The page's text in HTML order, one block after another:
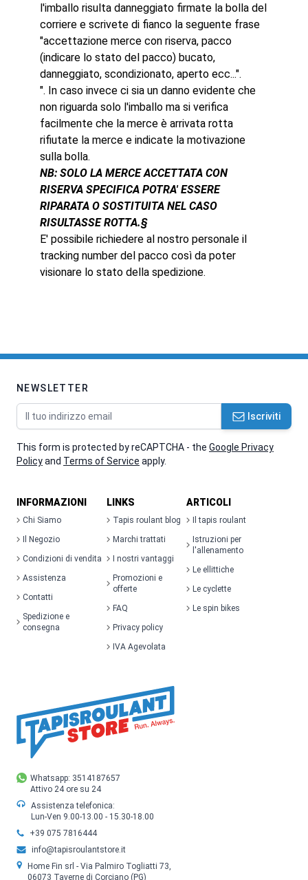
l'imballo risulta danneggiato firmate la bolla del
corriere e scrivete di fianco la seguente frase
"accettazione merce con riserva, pacco
(indicare lo stato del pacco) bucato,
danneggiato, scondizionato, aperto ecc...".
". In caso invece ci sia un danno evidente che
non riguarda solo l'imballo ma si verifica
facilmente che la merce è arrivata rotta
rifiutate la merce e indicate la motivazione
sulla bolla.
NB: SOLO LA MERCE ACCETTATA CON
RISERVA SPECIFICA POTRA' ESSERE
RIPARATA O SOSTITUITA NEL CASO
RISULTASSE ROTTA.§
E' possibile richiedere al nostro personale il
tracking number del pacco così da poter
visionare lo stato della spedizione.
Whatsapp: 3514187657
Attivo 24 ore su 24
Assistenza telefonica:
Lun-Ven 9.00-13.00 - 15.30-18.00
+39 075 7816444
info@tapisroulantstore.it
Home Fin srl - Via Palmiro Togliatti 73,
06073 Taverne di Corciano (PG)
NEWSLETTER
Indirizzo email Iscriviti
This form is protected by reCAPTCHA - the Google Privacy
Policyand Terms of Service apply.
INFORMAZIONI
Chi Siamo
Il Negozio
Condizioni di vendita
Assistenza
Contatti
Spedizione e
consegna
LINKS
Tapis roulant blog
Marchi trattati
I nostri vantaggi
Promozioni e
offerte
FAQ
Privacy policy
IVA Agevolata
ARTICOLI
Il tapis roulant
Istruzioni per
l'allenamento
Le ellittiche
Le cyclette
Le spin bikes